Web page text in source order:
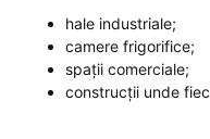
hale industriale;
camere frigorifice;
spații comerciale;
construcții unde